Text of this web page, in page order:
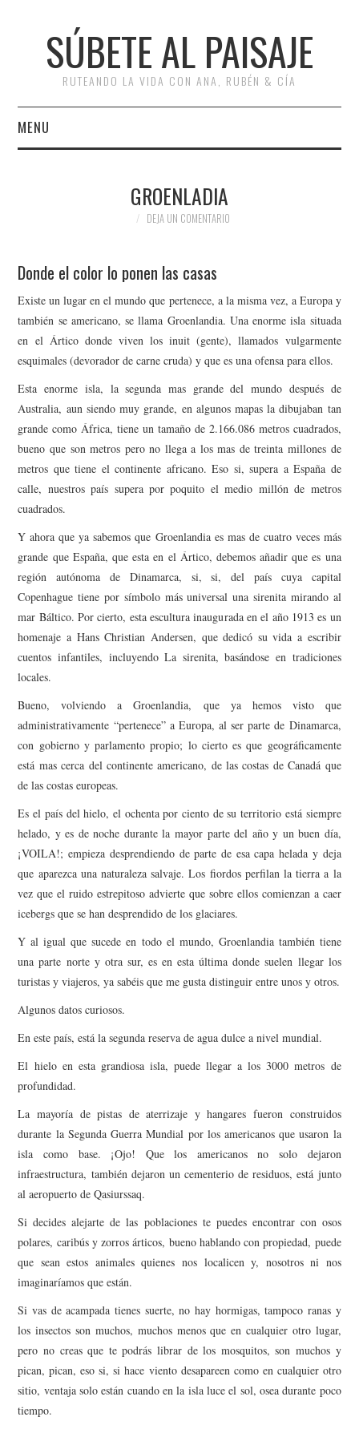
SÚBETE AL PAISAJE
RUTEANDO LA VIDA CON ANA, RUBÉN & CÍA
MENU
#ARVI
AMIGOS
CONTACTO
GROENLADIA
DEJA UN COMENTARIO
Donde el color lo ponen las casas
Existe un lugar en el mundo que pertenece, a la misma vez, a Europa y
también se americano, se llama Groenlandia. Una enorme isla situada
en el Ártico donde viven los inuit (gente), llamados vulgarmente
esquimales (devorador de carne cruda) y que es una ofensa para ellos.
Esta enorme isla, la segunda mas grande del mundo después de
Australia, aun siendo muy grande, en algunos mapas la dibujaban tan
grande como África, tiene un tamaño de 2.166.086 metros cuadrados,
bueno que son metros pero no llega a los mas de treinta millones de
metros que tiene el continente africano. Eso si, supera a España de
calle, nuestros país supera por poquito el medio millón de metros
cuadrados.
Y ahora que ya sabemos que Groenlandia es mas de cuatro veces más
grande que España, que esta en el Ártico, debemos añadir que es una
región autónoma de Dinamarca, si, si, del país cuya capital
Copenhague tiene por símbolo más universal una sirenita mirando al
mar Báltico. Por cierto, esta escultura inaugurada en el año 1913 es un
homenaje a Hans Christian Andersen, que dedicó su vida a escribir
cuentos infantiles, incluyendo La sirenita, basándose en tradiciones
locales.
Bueno, volviendo a Groenlandia, que ya hemos visto que
administrativamente “pertenece” a Europa, al ser parte de Dinamarca,
con gobierno y parlamento propio; lo cierto es que geográficamente
está mas cerca del continente americano, de las costas de Canadá que
de las costas europeas.
Es el país del hielo, el ochenta por ciento de su territorio está siempre
helado, y es de noche durante la mayor parte del año y un buen día,
¡VOILA!; empieza desprendiendo de parte de esa capa helada y deja
que aparezca una naturaleza salvaje. Los fiordos perfilan la tierra a la
vez que el ruido estrepitoso advierte que sobre ellos comienzan a caer
icebergs que se han desprendido de los glaciares.
Y al igual que sucede en todo el mundo, Groenlandia también tiene
una parte norte y otra sur, es en esta última donde suelen llegar los
turistas y viajeros, ya sabéis que me gusta distinguir entre unos y otros.
Algunos datos curiosos.
En este país, está la segunda reserva de agua dulce a nivel mundial.
El hielo en esta grandiosa isla, puede llegar a los 3000 metros de
profundidad.
La mayoría de pistas de aterrizaje y hangares fueron construidos
durante la Segunda Guerra Mundial por los americanos que usaron la
isla como base. ¡Ojo! Que los americanos no solo dejaron
infraestructura, también dejaron un cementerio de residuos, está junto
al aeropuerto de Qasiurssaq.
Si decides alejarte de las poblaciones te puedes encontrar con osos
polares, caribús y zorros árticos, bueno hablando con propiedad, puede
que sean estos animales quienes nos localicen y, nosotros ni nos
imaginaríamos que están.
Si vas de acampada tienes suerte, no hay hormigas, tampoco ranas y
los insectos son muchos, muchos menos que en cualquier otro lugar,
pero no creas que te podrás librar de los mosquitos, son muchos y
pican, pican, eso si, si hace viento desapareen como en cualquier otro
sitio, ventaja solo están cuando en la isla luce el sol, osea durante poco
tiempo.